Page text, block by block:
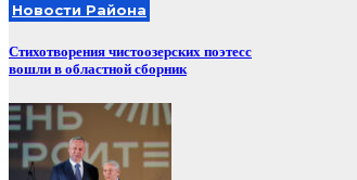
Новости Района
Стихотворения чистоозерских поэтесс
вошли в областной сборник